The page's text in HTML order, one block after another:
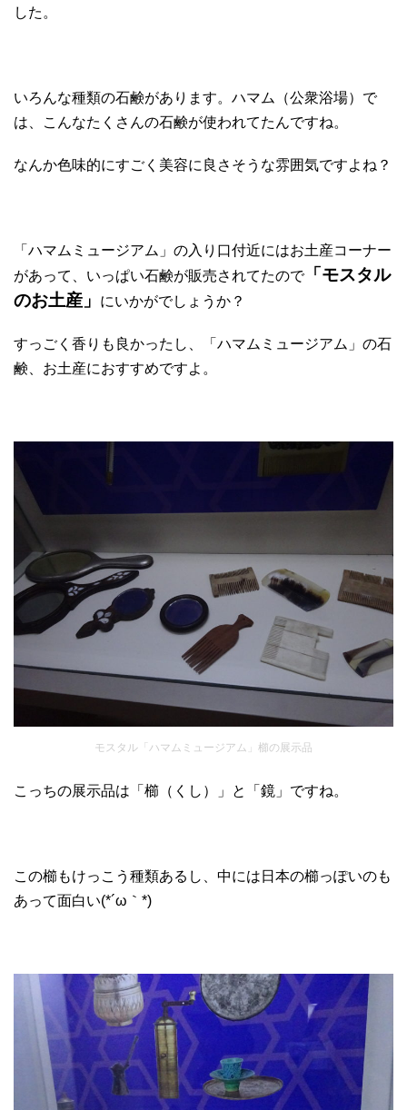
した。
いろんな種類の石鹸があります。ハマム（公衆浴場）で
は、こんなたくさんの石鹸が使われてたんですね。
なんか色味的にすごく美容に良さそうな雰囲気ですよね？
「ハマムミュージアム」の入り口付近にはお土産コーナー
があって、いっぱい石鹸が販売されてたので「モスタル
のお土産」
にいかがでしょうか？
すっごく香りも良かったし、「ハマムミュージアム」の石
鹸、お土産におすすめですよ。
モスタル「ハマムミュージアム」櫛の展示品
こっちの展示品は「櫛（くし）」と「鏡」ですね。
この櫛もけっこう種類あるし、中には日本の櫛っぽいのも
あって面白い(*´ω｀*)